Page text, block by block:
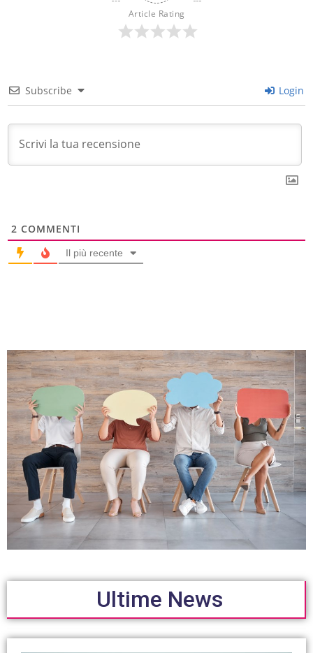
Article Rating
Subscribe Login
2 COMMENTI
Il più recente
Ultime News